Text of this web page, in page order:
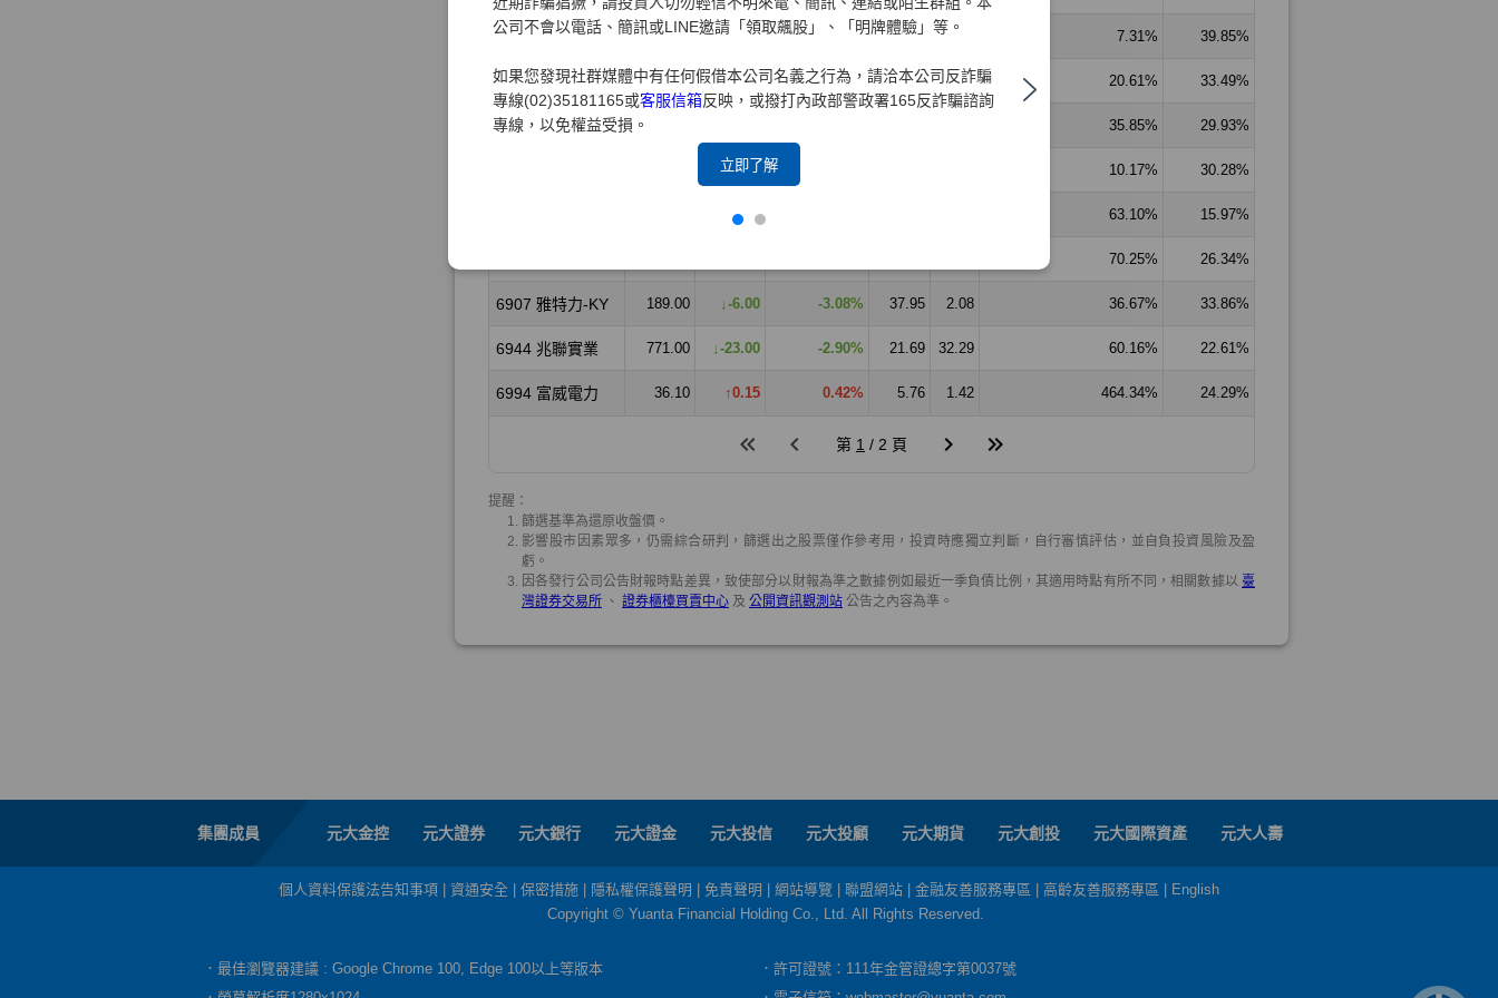
公司不會以電話、簡訊或LINE邀請「領取飆股」、「明牌體驗」等。
如果您發現社群媒體中有任何假借本公司名義之行為，請洽本公司反詐騙
專線(02)35181165或客服信箱反映，或撥打內政部警政署165反詐騙諮詢
專線，以免權益受損。
立即了解
集團成員 元大金控 元大證券 元大銀行 元大證金 元大投信 元大投顧 元大期貨 元大創投 元大國際資產 元大人壽
個人資料保護法告知事項 資通安全 保密措施 隱私權保護聲明 免責聲明 網站導覽 聯盟網站 金融友善服務專區 高齡友善服務專區
English
Copyright © Yuanta Financial Holding Co., Ltd. All Rights Reserved.
．最佳瀏覽器建議 : Google Chrome 100, Edge 100以上等版本
．許可證號：111年金管證總字第0037號